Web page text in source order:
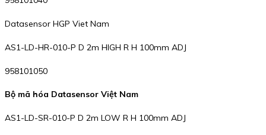
Datasensor HGP Viet Nam
AS1-LD-HR-010-P D 2m HIGH R H 100mm ADJ
958101050
Bộ mã hóa Datasensor Việt Nam
AS1-LD-SR-010-P D 2m LOW R H 100mm ADJ